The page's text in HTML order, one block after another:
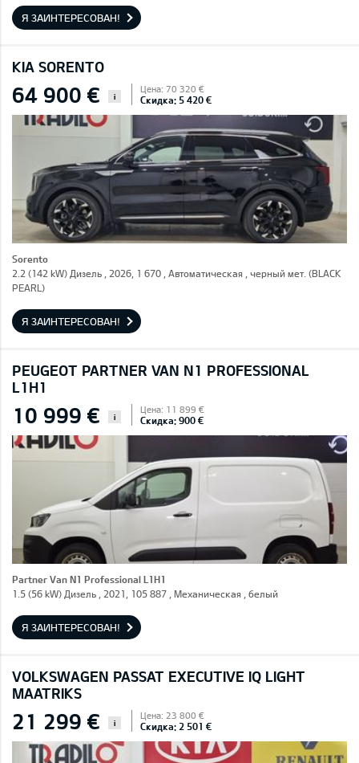
Я ЗАИНТЕРЕСОВАН!
KIA SORENTO
64 900 € i
Цена: 70 320 €
Скидка: 5 420 €
Sorento
2.2 (142 kW) Дизель , 2026, 1 670 , Автоматическая , черный мет. (BLACK
PEARL)
Я ЗАИНТЕРЕСОВАН!
PEUGEOT PARTNER VAN N1 PROFESSIONAL
L1H1
10 999 € i
Цена: 11 899 €
Скидка: 900 €
Partner Van N1 Professional L1H1
1.5 (56 kW) Дизель , 2021, 105 887 , Механическая , белый
Я ЗАИНТЕРЕСОВАН!
VOLKSWAGEN PASSAT EXECUTIVE IQ LIGHT
MAATRIKS
21 299 € i
Цена: 23 800 €
Скидка: 2 501 €